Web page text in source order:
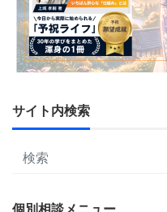
サイト内検索